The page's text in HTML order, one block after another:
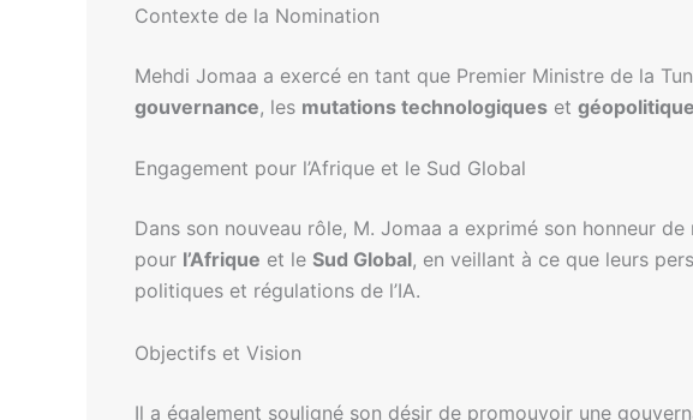
Contexte de la Nomination
Mehdi Jomaa a exercé en tant que Premier Ministre de la
gouvernance, les mutations technologiques et
Engagement pour l’Afrique et le Sud Global
Dans son nouveau rôle, M. Jomaa a exprimé son honneur
pour l’Afrique et le Sud Global, en veillant à ce que leurs
politiques et régulations de l’IA.
Objectifs et Vision
Il a également souligné son désir de promouvoir une